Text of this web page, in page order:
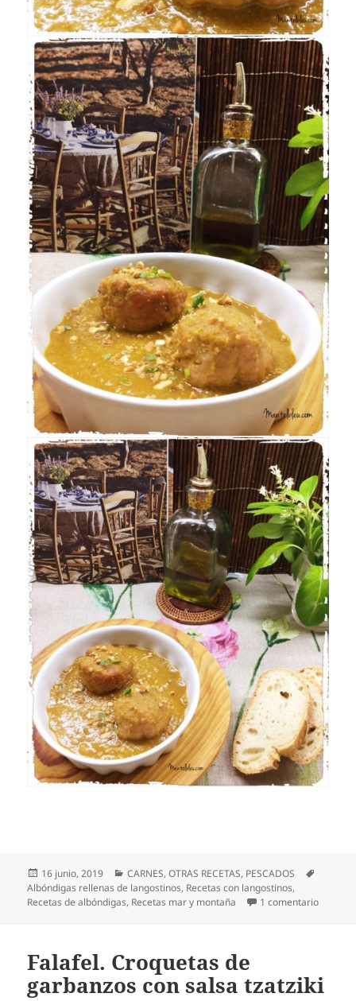
Publicado
el
16 junio, 2019 Categorías
CARNES,OTRAS RECETAS, PESCADOS
Albóndigas rellenas de langostinos, Recetas con langostinos,
Recetas de albóndigas, Recetas mar y montaña 1 comentarioen
Falafel. Croquetas de
garbanzos con salsa tzatziki